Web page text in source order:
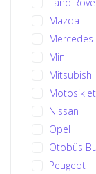
Land
Mazda
Mercedes
Mini
Mitsubishi
Nissan
Opel
Otobüs
Peugeot